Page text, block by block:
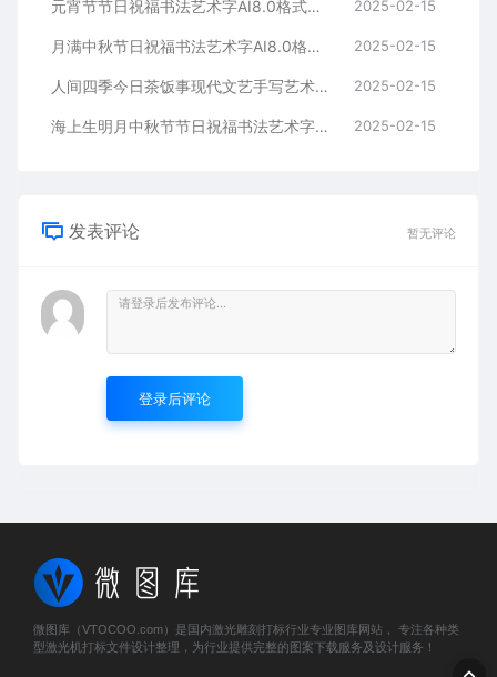
元宵节节日祝福书法艺术字AI8.0格式激光打标文件通用矢量图 2025-02-15
月满中秋节日祝福书法艺术字AI8.0格式激光打标文件通用矢量图 2025-02-15
人间四季今日茶饭事现代文艺手写艺术字AI8.0格式激光打标文件通用矢量图 2025-02-15
海上生明月中秋节节日祝福书法艺术字AI8.0格式激光打标文件通用矢量图 2025-02-15
发表评论 暂无评论
登录后评论
微图库（VTOCOO.com）是国内激光雕刻打标行业专业图库网站， 专注各种类
型激光机打标文件设计整理，为行业提供完整的图案下载服务及设计服务！